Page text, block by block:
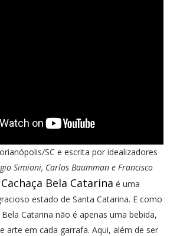
SC e escrita por idealizadores
Simioni, Carlos Baumman e Francisco
Cachaça Bela Catarina é uma
estado de Santa Catarina. E como
Catarina não é apenas uma bebida,
arte em cada garrafa. Aqui, além de ser